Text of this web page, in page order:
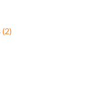
(2)